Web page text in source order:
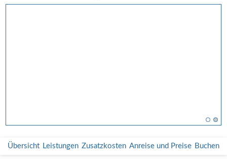
Übersicht Leistungen Zusatzkosten Anreise und Preise Buchen